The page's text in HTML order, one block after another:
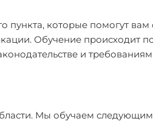
пункта, которые помогут вам
Обучение происходит
и
Мы обучаем следующим